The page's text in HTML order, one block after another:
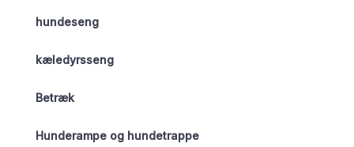
hundeseng
kæledyrsseng
Betræk
Hunderampe og hundetrappe